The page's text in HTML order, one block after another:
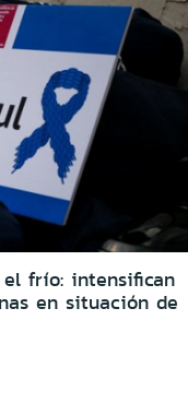
frío: intensifican
en situación de